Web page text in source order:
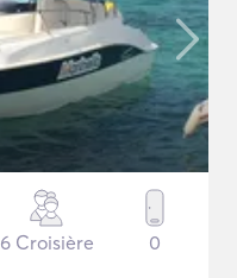
6 Croisière 0